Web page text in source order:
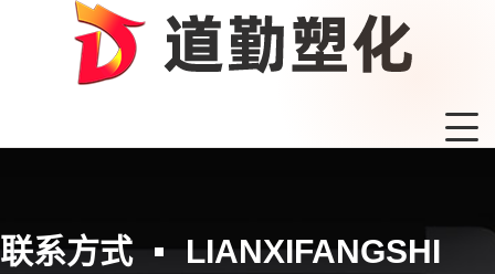
联系方式 LIANXIFANGSHI